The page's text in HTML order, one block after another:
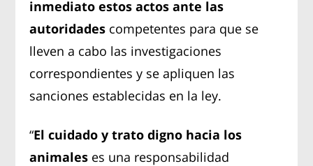
inmediato estos actos ante las
autoridades competentes para que se
lleven a cabo las investigaciones
correspondientes y se apliquen las
sanciones establecidas en la ley.
“El cuidado y trato digno hacia los
animales es una responsabilidad